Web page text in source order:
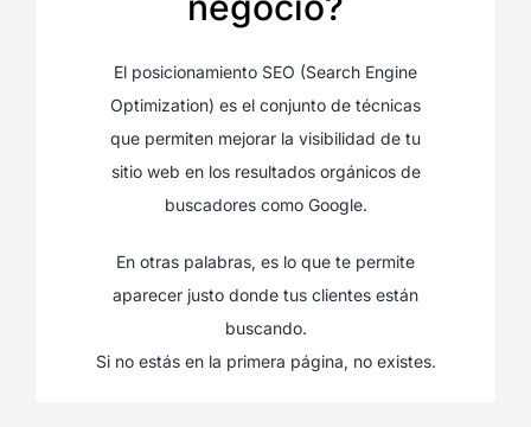
El posicionamiento SEO (Search Engine
Optimization) es el conjunto de técnicas
que permiten mejorar la visibilidad de tu
sitio web en los resultados orgánicos de
buscadores como Google.
En otras palabras, es lo que te permite
aparecer justo donde tus clientes están
buscando.
Si no estás en la primera página, no existes.